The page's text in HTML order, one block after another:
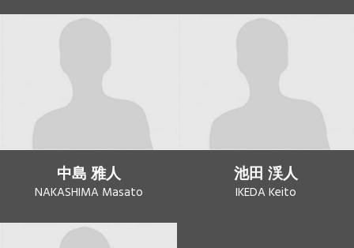
中島 雅人
NAKASHIMA Masato
池田 渓人
IKEDA Keito